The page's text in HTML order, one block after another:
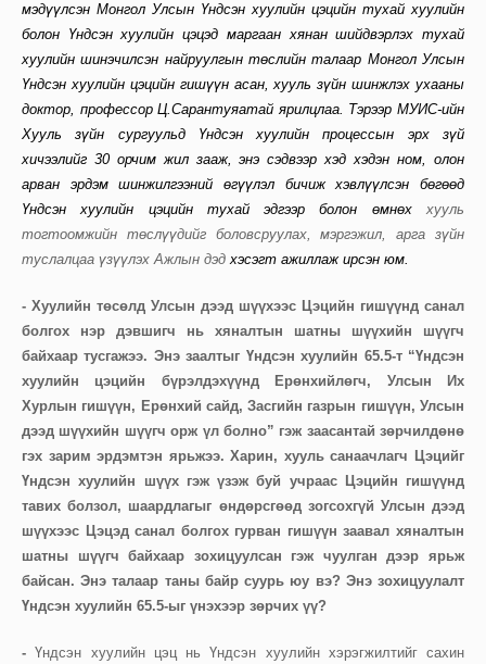
мэдүүлсэн Монгол Улсын Үндсэн хуулийн цэцийн тухай хуулийн
болон Үндсэн хуулийн цэцэд маргаан хянан шийдвэрлэх тухай
хуулийн шинэчилсэн найруулгын төслийн талаар Монгол Улсын
Үндсэн хуулийн цэцийн гишүүн асан, хууль зүйн шинжлэх ухааны
доктор, профессор Ц.Сарантуяатай ярилцлаа. Тэрээр МУИС-ийн
Хууль зүйн сургуульд Үндсэн хуулийн процессын эрх зүй
хичээлийг 30 орчим жил зааж, энэ сэдвээр хэд хэдэн ном, олон
арван эрдэм шинжилгээний өгүүлэл бичиж хэвлүүлсэн бөгөөд
Үндсэн хуулийн цэцийн тухай эдгээр болон өмнөххууль
тогтоомжийн төслүүдийг боловсруулах, мэргэжил, арга зүйн
туслалцаа үзүүлэх Ажлын дэдхэсэгт ажиллаж ирсэн юм.
- Хуулийн төсөлд Улсын дээд шүүхээс Цэцийн гишүүнд санал
болгох нэр дэвшигч нь хяналтын шатны шүүхийн шүүгч
байхаар тусгажээ. Энэ заалтыг Үндсэн хуулийн 65.5-т “Үндсэн
хуулийн цэцийн бүрэлдэхүүнд Ерөнхийлөгч, Улсын Их
Хурлын гишүүн, Ерөнхий сайд, Засгийн газрын гишүүн, Улсын
дээд шүүхийн шүүгч орж үл болно” гэж заасантай зөрчилдөнө
гэх зарим эрдэмтэн ярьжээ. Харин, хууль санаачлагч Цэцийг
Үндсэн хуулийн шүүх гэж үзэж буй учраас Цэцийн гишүүнд
тавих болзол, шаардлагыг өндөрсгөөд зогсохгүй Улсын дээд
шүүхээс Цэцэд санал болгох гурван гишүүн заавал хяналтын
шатны шүүгч байхаар зохицуулсан гэж чуулган дээр ярьж
байсан. Энэ талаар таны байр суурь юу вэ? Энэ зохицуулалт
Үндсэн хуулийн 65.5-ыг үнэхээр зөрчих үү?
-Үндсэн хуулийн цэц нь Үндсэн хуулийн хэрэгжилтийг сахин